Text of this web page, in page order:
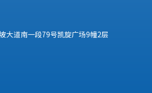
大道南一段79号凯旋广场9幢2层